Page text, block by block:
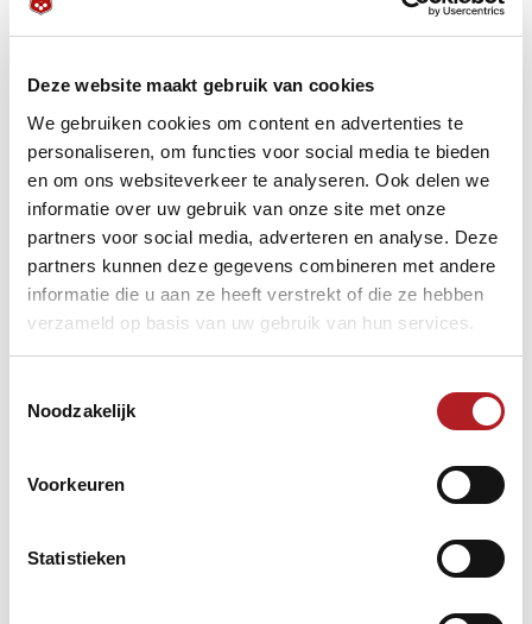
Deze website maakt gebruik van cookies
We gebruiken cookies om content en advertenties te
personaliseren, om functies voor social media te bieden
en om ons websiteverkeer te analyseren. Ook delen we
informatie over uw gebruik van onze site met onze
partners voor social media, adverteren en analyse. Deze
partners kunnen deze gegevens combineren met andere
informatie die u aan ze heeft verstrekt of die ze hebben
verzameld op basis van uw gebruik van hun services.
Noodzakelijk
Voorkeuren
Statistieken
Team zoekt speler
Het doel van 5-pins/kegelbiljart is als eerste het
aantal vereiste punten te behalen en daarbij
proberen de tegenstander het scoren te beletten.
Het allerbelangrijkste om te weten is dat met de
speelbal in eerste instantie ALTIJD eerst de bal van de
tegenstander geraakt moet worden, met of zonder
kunnen nooit punten worden gescoord en volgt in alle
gevallen een straf van minimaal 2 punten. Er mag dus
de acquit- of aanvangsstoot. Gebeurt dat wel, gaan de
punten naar de tegenstander.